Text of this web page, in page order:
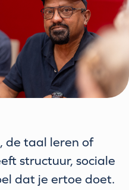
de taal leren of
structuur, sociale
dat je ertoe doet.